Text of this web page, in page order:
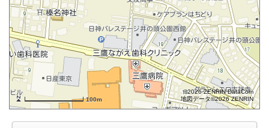
100m
©2026 ZENRIN DataCom
地図データ©2026 ZENRIN